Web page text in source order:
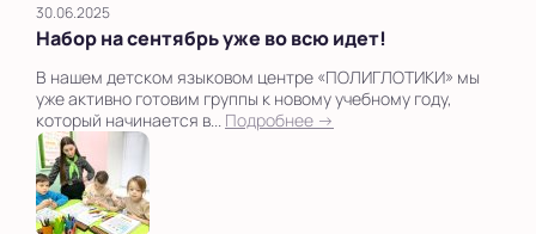
30.06.2025
Набор на сентябрь уже во всю идет!
В нашем детском языковом центре «ПОЛИГЛОТИКИ» мы
уже активно готовим группы к новому учебному году,
который начинается в... Подробнее →